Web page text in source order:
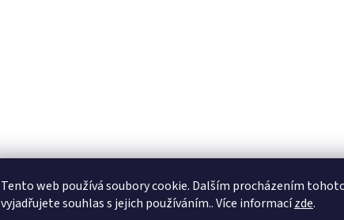
Tento web používá soubory cookie. Dalším procházením
vyjadřujete souhlas s jejich používáním.. Více informacízde.